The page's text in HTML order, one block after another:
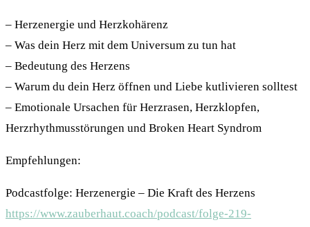
– Herzenergie und Herzkohärenz
– Was dein Herz mit dem Universum zu tun hat
– Bedeutung des Herzens
– Warum du dein Herz öffnen und Liebe kutlivieren solltest
– Emotionale Ursachen für Herzrasen, Herzklopfen,
Herzrhythmusstörungen und Broken Heart Syndrom
Empfehlungen:
Podcastfolge: Herzenergie – Die Kraft des Herzens
https://www.zauberhaut.coach/podcast/folge-219-